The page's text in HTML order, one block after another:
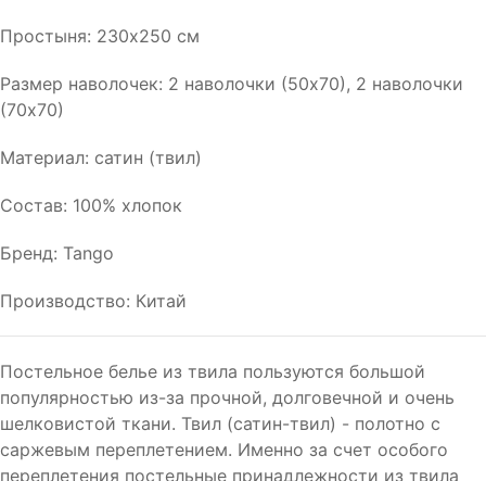
Простыня: 230х250 см
Размер наволочек: 2 наволочки (50х70), 2 наволочки
(70х70)
Материал: сатин (твил)
Состав: 100% хлопок
Бренд: Tango
Производство: Китай
Постельное белье из твила пользуются большой
популярностью из-за прочной, долговечной и очень
шелковистой ткани. Твил (сатин-твил) - полотно с
саржевым переплетением. Именно за счет особого
переплетения постельные принадлежности из твила